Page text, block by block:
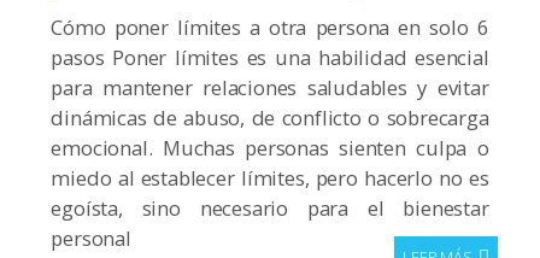
Cómo poner límites a otra persona en solo 6
pasos Poner límites es una habilidad esencial
para mantener relaciones saludables y evitar
dinámicas de abuso, de conflicto o sobrecarga
emocional. Muchas personas sienten culpa o
miedo al establecer límites, pero hacerlo no es
egoísta, sino necesario para el bienestar
personal